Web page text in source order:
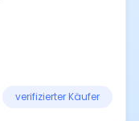
verifizierter Käufer